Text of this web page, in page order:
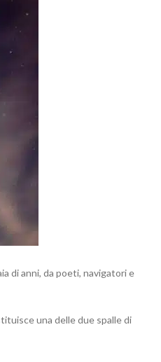
di anni, da poeti, navigatori e
una delle due spalle di